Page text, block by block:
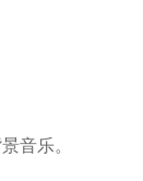
音乐。